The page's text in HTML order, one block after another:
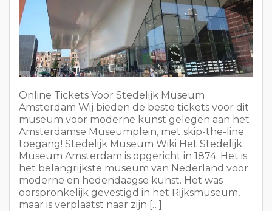
Online Tickets Voor Stedelijk Museum
Amsterdam Wij bieden de beste tickets voor dit
museum voor moderne kunst gelegen aan het
Amsterdamse Museumplein, met skip-the-line
toegang! Stedelijk Museum Wiki Het Stedelijk
Museum Amsterdam is opgericht in 1874. Het is
het belangrijkste museum van Nederland voor
moderne en hedendaagse kunst. Het was
oorspronkelijk gevestigd in het Rijksmuseum,
maar is verplaatst naar zijn […]